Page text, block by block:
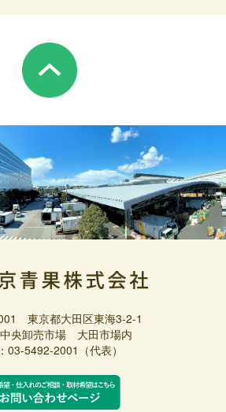
東京都大田区東海3-2-1
央卸売市場 大田市場内
03-5492-2001（代表）